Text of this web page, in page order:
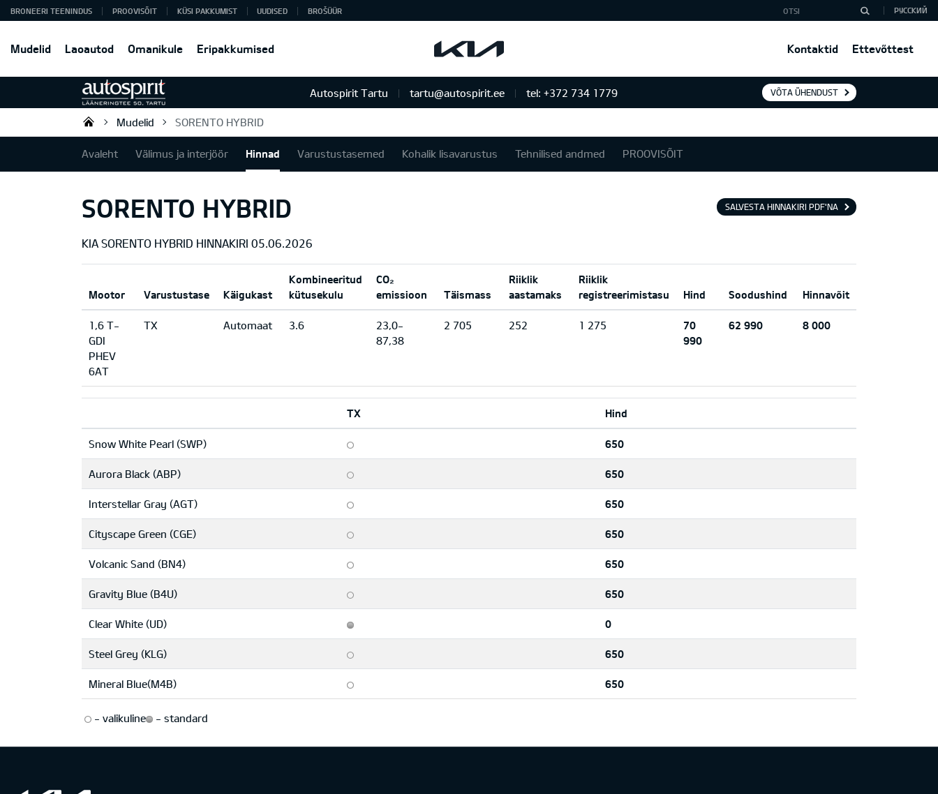
Mudelid Laoautod Omanikule Eripakkumised Kontaktid Ettevõttest
BRONEERI TEENINDUS PROOVISÕIT KÜSI PAKKUMIST UUDISED BROŠÜÜR РУССКИЙ
Autospirit Tartu tartu@autospirit.ee tel: +372 734 1779 VÕTA ÜHENDUST
Autospirit Tartu OÜ
Mudelid SORENTO HYBRID
Avaleht Välimus ja interjöör Hinnad Varustustasemed Kohalik lisavarustus Tehnilised andmed PROOVISÕIT
SALVESTA HINNAKIRI PDF'NA
SORENTO HYBRID
KIA SORENTO HYBRID HINNAKIRI 05.06.2026
Mootor Varustustase Käigukast
Kombineeritud
kütusekulu
CO₂
emissioon
Täismass
Riiklik
aastamaks
Riiklik
registreerimistasu
Hind Soodushind Hinnavõit
1,6 T-
GDI
PHEV
6AT
TX Automaat 3.6
23,0-
87,38
2 705 252 1 275
70
990
62 990 8 000
TX Hind
Snow White Pearl (SWP) 650
Aurora Black (ABP) 650
Interstellar Gray (AGT) 650
Cityscape Green (CGE) 650
Volcanic Sand (BN4) 650
Gravity Blue (B4U) 650
Clear White (UD) 0
Steel Grey (KLG) 650
Mineral Blue(M4B) 650
- valikuline - standard